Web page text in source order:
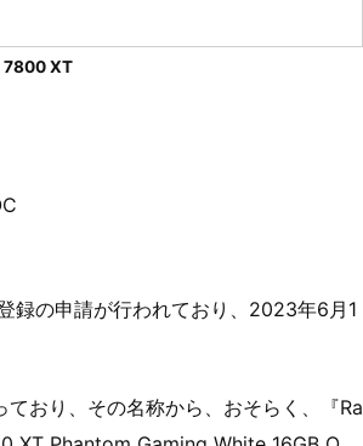
7800 XT
録の申請が行われており、2023年6月1
おり、その名称から、おそらく、『Ra